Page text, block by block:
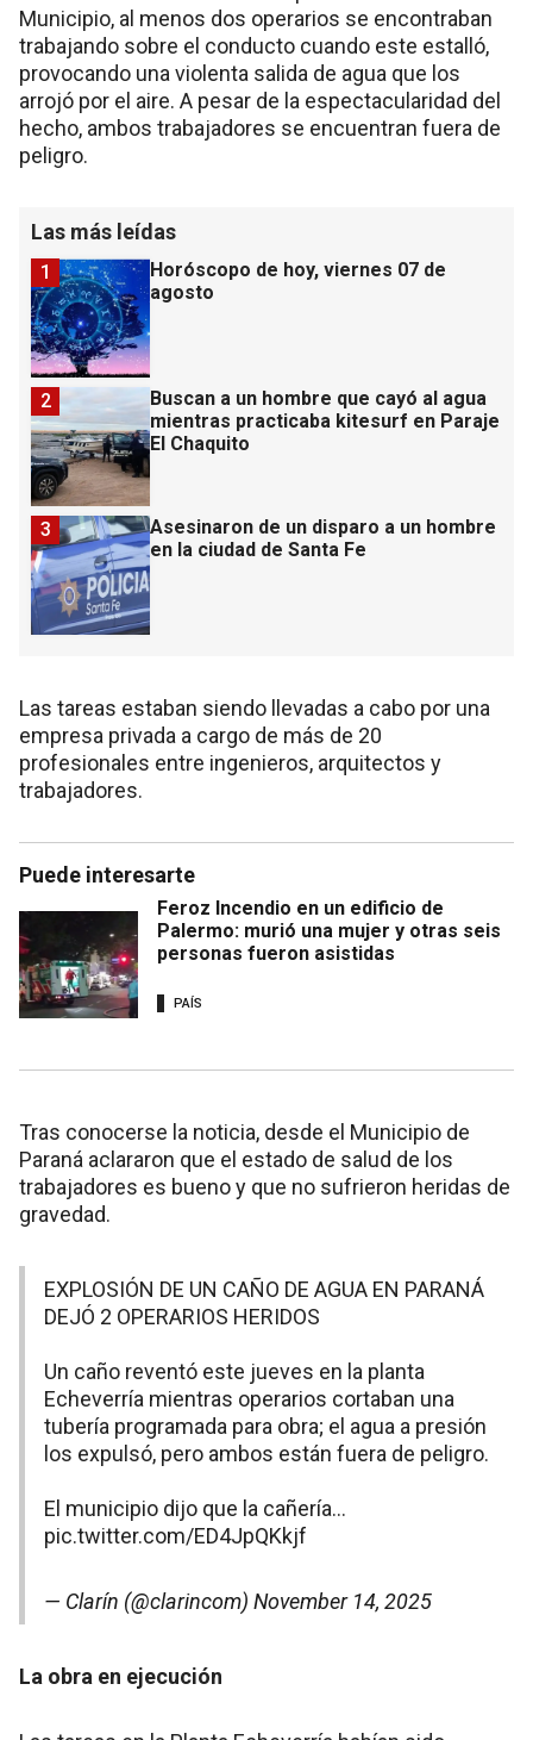
Municipio, al menos dos operarios se encontraban
trabajando sobre el conducto cuando este estalló,
provocando una violenta salida de agua que los
arrojó por el aire. A pesar de la espectacularidad del
hecho, ambos trabajadores se encuentran fuera de
peligro.
Las más leídas
Horóscopo de hoy, viernes 07 de
agosto
1
Buscan a un hombre que cayó al agua
mientras practicaba kitesurf en Paraje
El Chaquito
2
Asesinaron de un disparo a un hombre
en la ciudad de Santa Fe
3
Las tareas estaban siendo llevadas a cabo por una
empresa privada a cargo de más de 20
profesionales entre ingenieros, arquitectos y
trabajadores.
Puede interesarte
Feroz Incendio en un edificio de
Palermo: murió una mujer y otras seis
personas fueron asistidas
PAÍS
Tras conocerse la noticia, desde el Municipio de
Paraná aclararon que el estado de salud de los
trabajadores es bueno y que no sufrieron heridas de
gravedad.
EXPLOSIÓN DE UN CAÑO DE AGUA EN PARANÁ
DEJÓ 2 OPERARIOS HERIDOS
Un caño reventó este jueves en la planta
Echeverría mientras operarios cortaban una
tubería programada para obra; el agua a presión
los expulsó, pero ambos están fuera de peligro.
El municipio dijo que la cañería…
pic.twitter.com/ED4JpQKkjf
— Clarín (@clarincom) November 14, 2025
La obra en ejecución